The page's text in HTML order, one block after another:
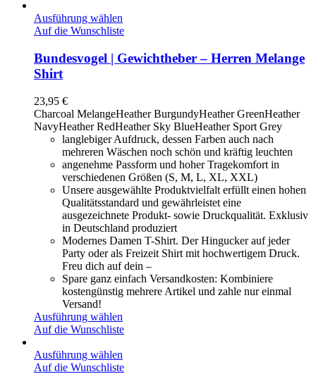
Ausführung wählen
Auf die Wunschliste
Bundesvogel | Gewichtheber – Herren Melange
Shirt
23,95 €
Charcoal MelangeHeather BurgundyHeather GreenHeather
NavyHeather RedHeather Sky BlueHeather Sport Grey
langlebiger Aufdruck, dessen Farben auch nach
mehreren Wäschen noch schön und kräftig leuchten
angenehme Passform und hoher Tragekomfort in
verschiedenen Größen (S, M, L, XL, XXL)
Unsere ausgewählte Produktvielfalt erfüllt einen hohen
Qualitätsstandard und gewährleistet eine
ausgezeichnete Produkt- sowie Druckqualität. Exklusiv
in Deutschland produziert
Modernes Damen T-Shirt. Der Hingucker auf jeder
Party oder als Freizeit Shirt mit hochwertigem Druck.
Freu dich auf dein –
Spare ganz einfach Versandkosten: Kombiniere
kostengünstig mehrere Artikel und zahle nur einmal
Versand!
Ausführung wählen
Auf die Wunschliste
Ausführung wählen
Auf die Wunschliste